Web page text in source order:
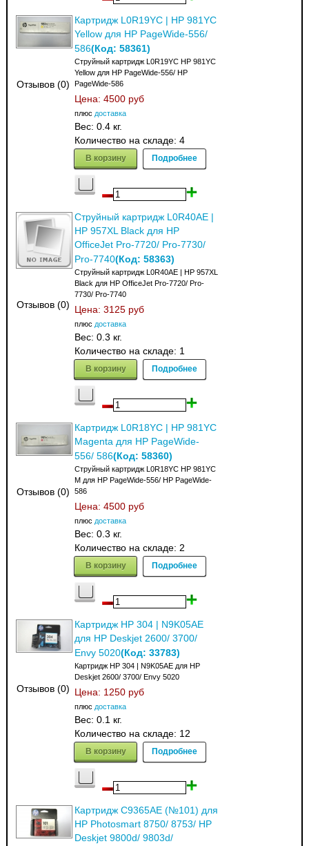
Отзывов (0)
Картридж L0R19YC | HP 981YC
Yellow для HP PageWide-556/
586(Код:58361)
Струйный картридж L0R19YC HP 981YC
Yellow для HP PageWide-556/ HP
PageWide-586
Цена:4500 руб
плюс доставка
Вес:0.4 кг.
Количество на складе:4
В корзину Подробнее
Отзывов (0)
Струйный картридж L0R40AE |
HP 957XL Black для HP
OfficeJet Pro-7720/ Pro-7730/
Pro-7740(Код:58363)
Струйный картридж L0R40AE | HP 957XL
Black для HP OfficeJet Pro-7720/ Pro-
7730/ Pro-7740
Цена:3125 руб
плюс доставка
Вес:0.3 кг.
Количество на складе: 1
В корзину Подробнее
Отзывов (0)
Картридж L0R18YC | HP 981YC
Magenta для HP PageWide-
556/ 586(Код:58360)
Струйный картридж L0R18YC HP 981YC
M для HP PageWide-556/ HP PageWide-
586
Цена:4500 руб
плюс доставка
Вес:0.3 кг.
Количество на складе:2
В корзину Подробнее
Отзывов (0)
Картридж HP 304 | N9K05AE
для HP Deskjet 2600/ 3700/
Envy 5020(Код:33783)
Картридж HP 304 | N9K05AE для HP
Deskjet 2600/ 3700/ Envy 5020
Цена: 1250 руб
плюс доставка
Вес:0.1 кг.
Количество на складе: 12
В корзину Подробнее
Картридж C9365AE (№101) для
HP Photosmart 8750/ 8753/ HP
Deskjet 9800d/ 9803d/